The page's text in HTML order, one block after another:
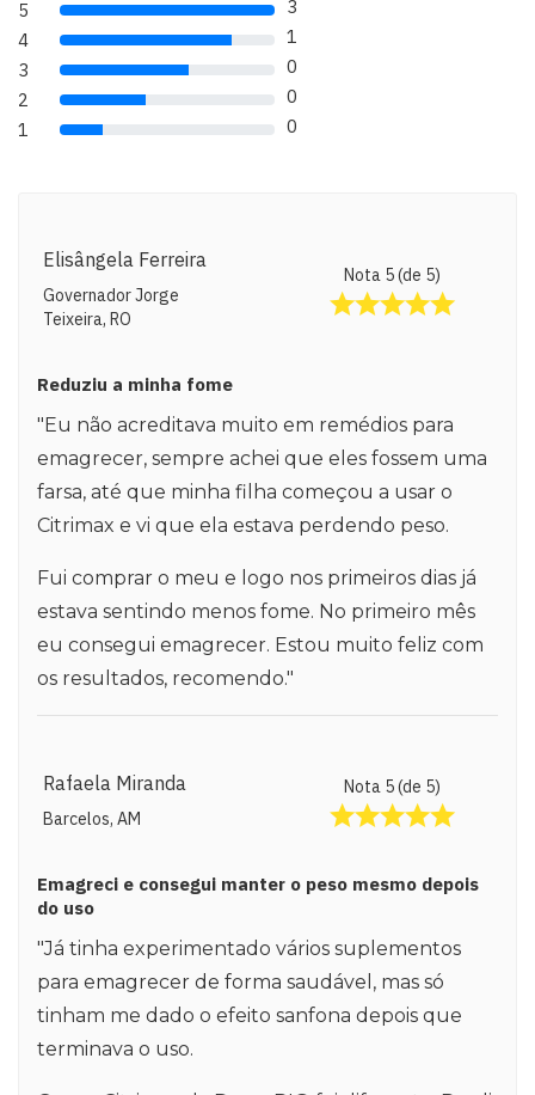
5 80% Complete (danger)
3
4
80% Complete (danger)
1
3
80% Complete (danger)
0
2
80% Complete (danger)
0
1
80% Complete (danger)
0
Elisângela Ferreira
Governador Jorge
Teixeira, RO
Nota 5 (de 5)
Reduziu a minha fome
"Eu não acreditava muito em remédios para
emagrecer, sempre achei que eles fossem uma
farsa, até que minha filha começou a usar o
Citrimax e vi que ela estava perdendo peso.
Fui comprar o meu e logo nos primeiros dias já
estava sentindo menos fome. No primeiro mês
eu consegui emagrecer. Estou muito feliz com
os resultados, recomendo."
Rafaela Miranda
Barcelos, AM
Nota 5 (de 5)
Emagreci e consegui manter o peso mesmo depois
do uso
"Já tinha experimentado vários suplementos
para emagrecer de forma saudável, mas só
tinham me dado o efeito sanfona depois que
terminava o uso.